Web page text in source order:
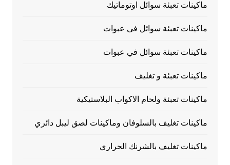
ماكينات تعبئة سوائل اوتوماتيك
ماكينات تعبئة سوائل فى عبوات
ماكينات تعبئة سوائل في عبوات
ماكينات تعبئة و تغليف
ماكينات تعبئة ولحام الاكواب البلاستيكية
ماكينات تغليف بالسلوفان وماكينات لصق ليبل دائري
ماكينات تغليف بالشرنك الحراري